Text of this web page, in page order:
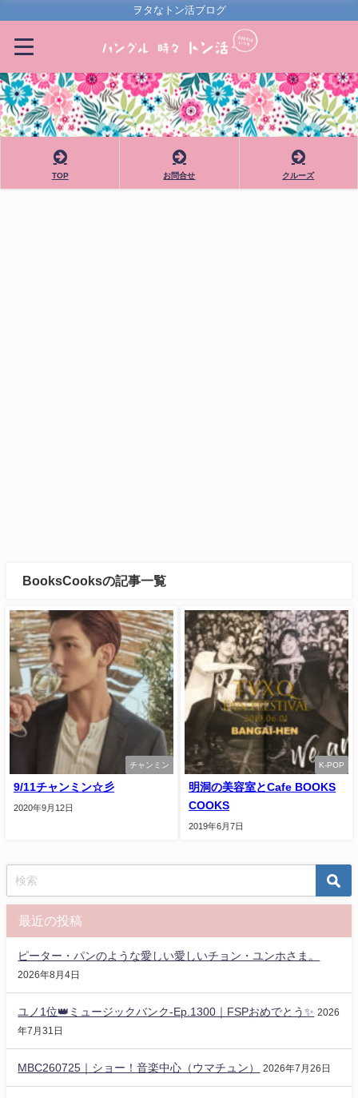
ヲタなトン活ブログ
TOP お問合せ クルーズ
BooksCooksの記事一覧
チャンミン
9/11チャンミン☆彡
2020年9月12日
K-POP
明洞の美容室とCafe BOOKS
COOKS
2019年6月7日
最近の投稿
ピーター・パンのような愛しい愛しいチョン・ユンホさま。
2026年8月4日
ユノ1位👑ミュージックバンク-Ep.1300｜FSPおめでとう✨️ 2026
年7月31日
MBC260725｜ショー！音楽中心（ウマチュン） 2026年7月26日